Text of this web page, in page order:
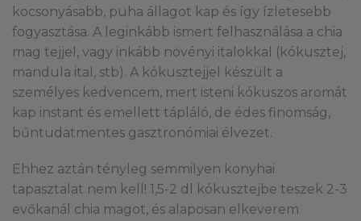
kocsonyásabb, puha állagot kap és így ízletesebb
fogyasztása. A leginkább ismert felhasználása a chia
mag tejjel, vagy inkább növényi italokkal (kókusztej,
mandula ital, stb). A kókusztejjel készült a
személyes kedvencem, mert isteni kókuszos aromát
kap instant és emellett tápláló, de édes finomság,
bűntudatmentes gasztronómiai élvezet.
Ehhez aztán tényleg semmilyen konyhai
tapasztalat nem kell! 1,5-2 dl kókusztejbe teszek 2-3
evőkanál chia magot, és alaposan elkeverem